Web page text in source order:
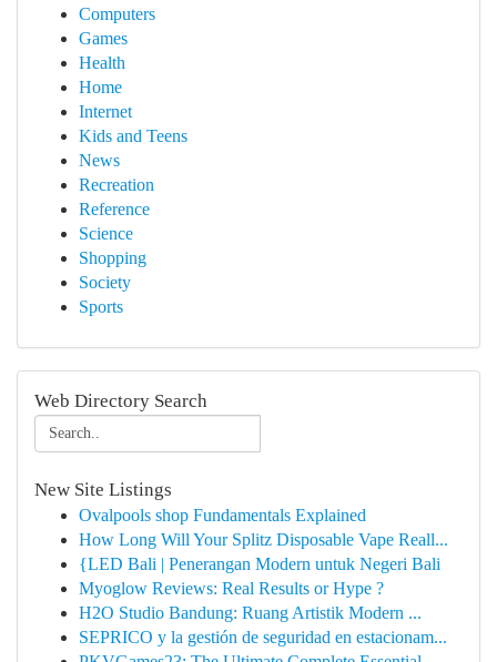
Computers
Games
Health
Home
Internet
Kids and Teens
News
Recreation
Reference
Science
Shopping
Society
Sports
Web Directory Search
New Site Listings
Ovalpools shop Fundamentals Explained
How Long Will Your Splitz Disposable Vape Reall...
{LED Bali | Penerangan Modern untuk Negeri Bali
Myoglow Reviews: Real Results or Hype ?
H2O Studio Bandung: Ruang Artistik Modern ...
SEPRICO y la gestión de seguridad en estacionam...